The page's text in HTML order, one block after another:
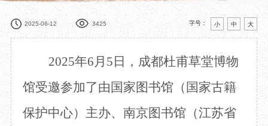
请
捐赠名录
文创 杜甫草堂文创馆 景点 正门
2025-06-12 3425 字号： 小 中 大
2025年6月5日，成都杜甫草堂博物
馆受邀参加了由国家图书馆（国家古籍
保护中心）主办、南京图书馆（江苏省